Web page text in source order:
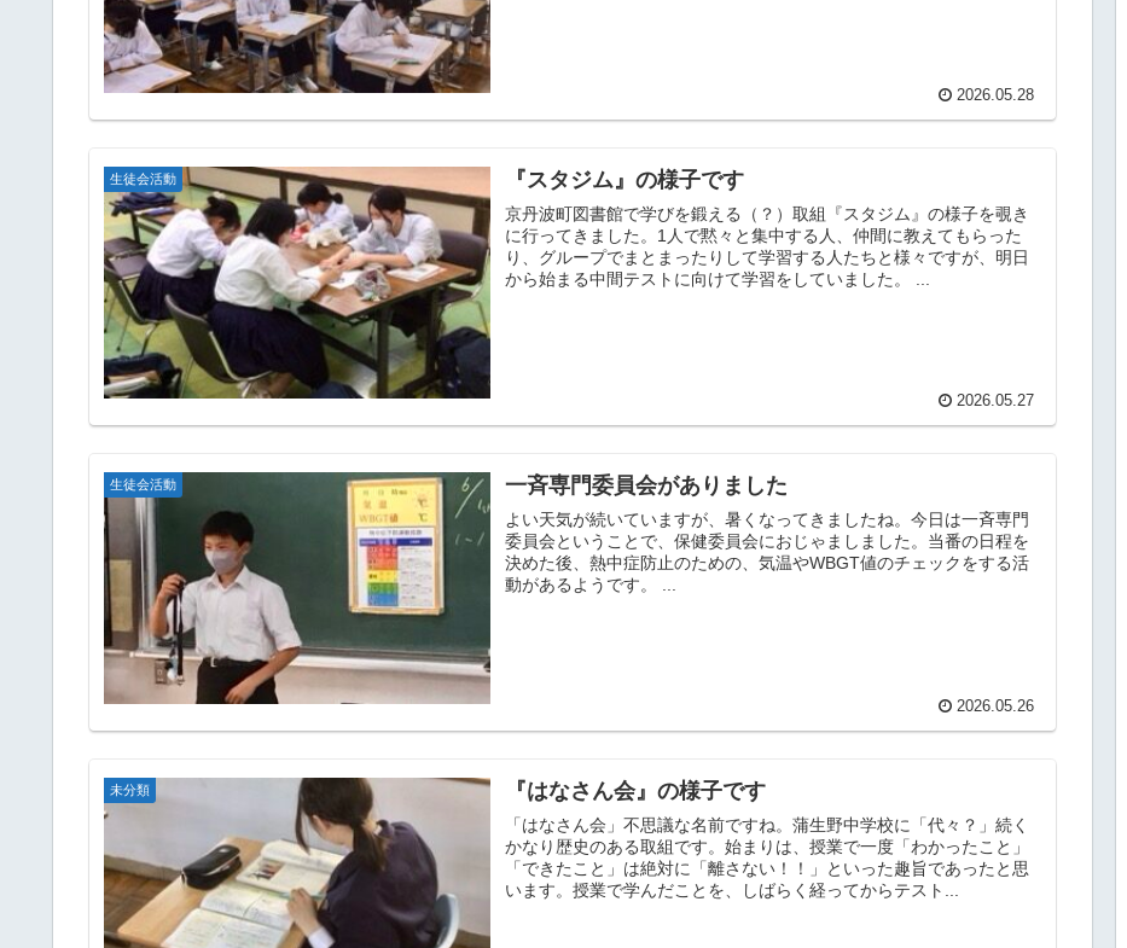
2026.05.28
生徒会活動 『スタジム』の様子です
京丹波町図書館で学びを鍛える（？）取組『スタジム』の様子を覗き
に行ってきました。1人で黙々と集中する人、仲間に教えてもらった
り、グループでまとまったりして学習する人たちと様々ですが、明日
から始まる中間テストに向けて学習をしていました。 ...
2026.05.27
生徒会活動 一斉専門委員会がありました
よい天気が続いていますが、暑くなってきましたね。今日は一斉専門
委員会ということで、保健委員会におじゃましました。当番の日程を
決めた後、熱中症防止のための、気温やWBGT値のチェックをする活
動があるようです。 ...
2026.05.26
未分類 『はなさん会』の様子です
「はなさん会」不思議な名前ですね。蒲生野中学校に「代々？」続く
かなり歴史のある取組です。始まりは、授業で一度「わかったこと」
「できたこと」は絶対に「離さない！！」といった趣旨であったと思
います。授業で学んだことを、しばらく経ってからテスト...